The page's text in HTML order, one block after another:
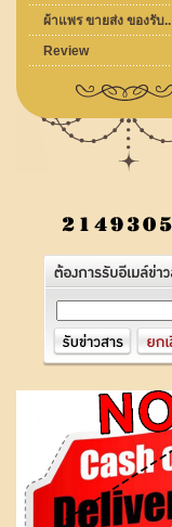
ผ้าแพร ขายส่ง ของรับ..
Review